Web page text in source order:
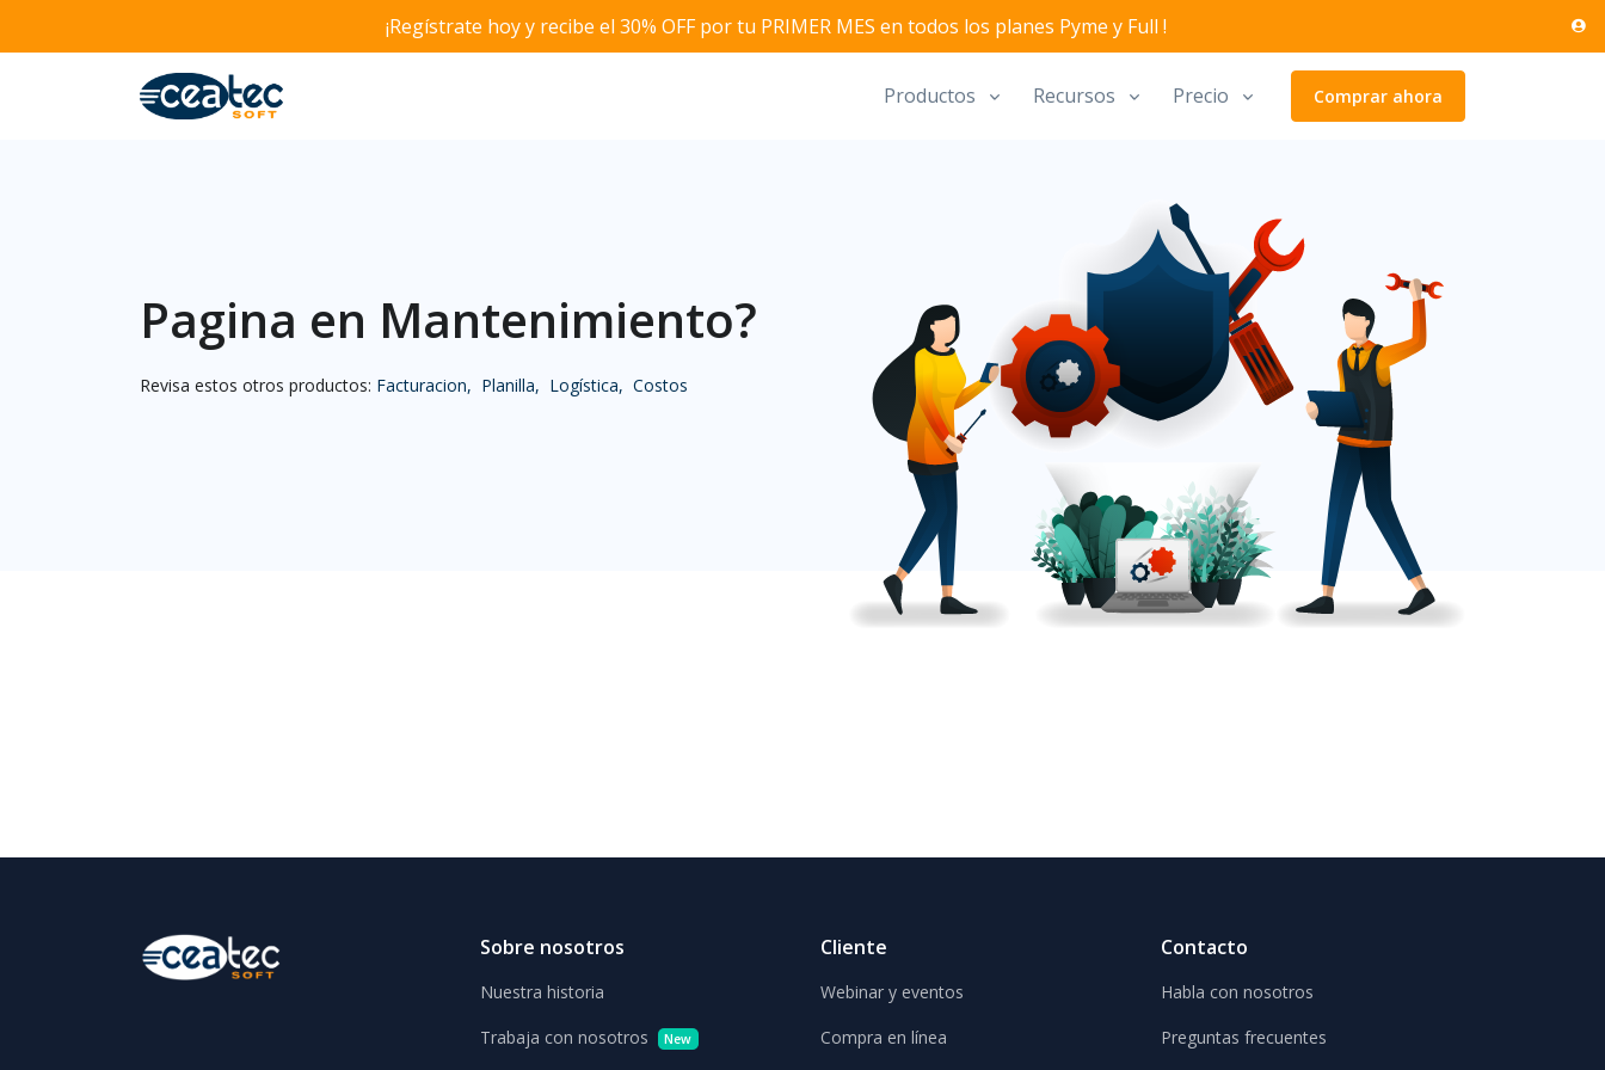
¡Regístrate hoy y recibe el 30% OFF por tu PRIMER MES en todos los planes Pyme y Full !
Productos Recursos Precio Comprar ahora
Pagina en Mantenimiento?
Revisa estos otros productos: Facturacion, Planilla, Logística, Costos
Sobre nosotros
Nuestra historia
Trabaja con nosotros
New
Cliente
Webinar y eventos
Compra en línea
Contacto
Habla con nosotros
Preguntas frecuentes